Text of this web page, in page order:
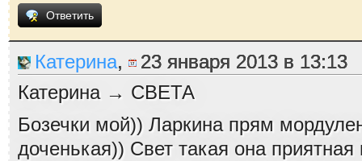
Ответить
Катерина,
23 января 2013 в 13:13
Катерина → СВЕТА
Бозечки мой)) Ларкина прям
доченькая)) Свет такая она